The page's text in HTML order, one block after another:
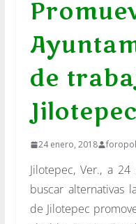
de
Jilotepec
24 enero, 2018
Jilotepec, Ver., a
buscar alternativas
de Jilotepec